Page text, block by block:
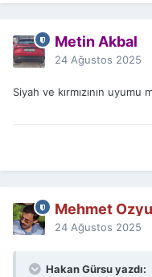
Metin Akbal
24 Ağustos 2025
Siyah ve kırmızının
Mehmet
24 Ağustos 2025
Hakan Gürsu yazdı: